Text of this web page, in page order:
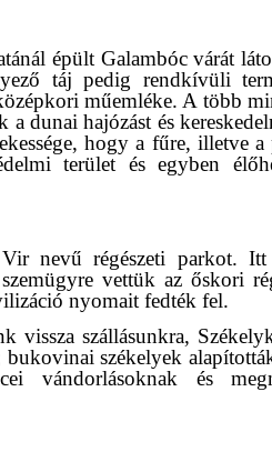
épült Galambóc várát
táj pedig rendkívüli
műemléke. A több
dunai hajózást és
hogy a fűre, illetve a
terület és egyben
nevű régészeti parkot.
vettük az őskori
nyomait fedték fel.
vissza szállásunkra,
bukovinai székelyek
vándorlásoknak és